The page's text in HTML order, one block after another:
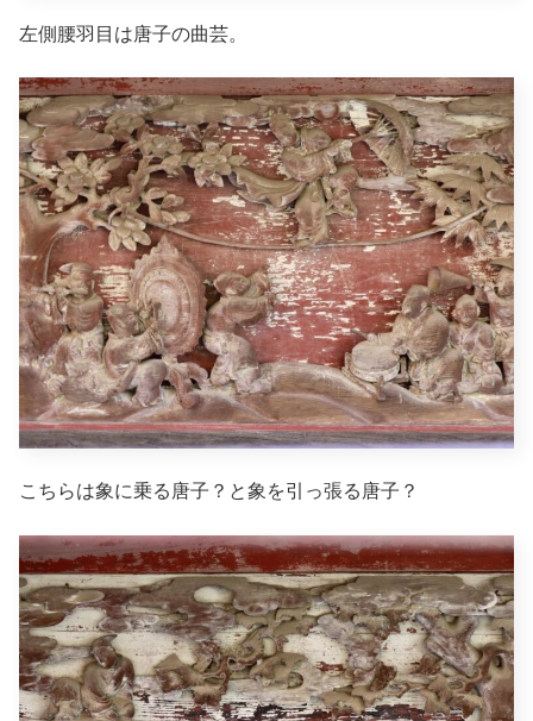
左側腰羽目は唐子の曲芸。
こちらは象に乗る唐子？と象を引っ張る唐子？